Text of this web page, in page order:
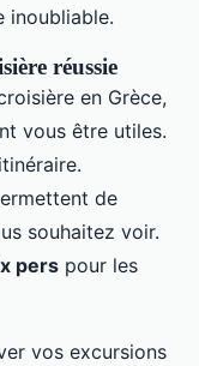
inoubliable.
réussie
en Grèce,
vous être utiles.
de
souhaitez voir.
pers pour les
vos excursions